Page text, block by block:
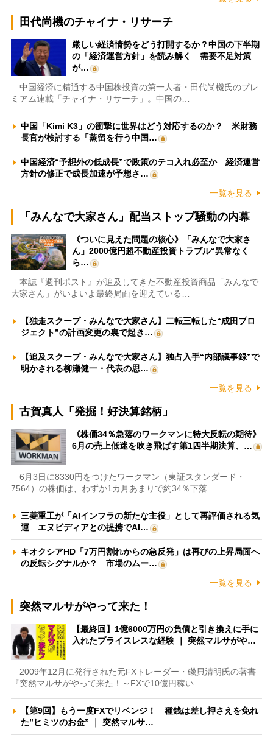
田代尚機のチャイナ・リサーチ
厳しい経済情勢をどう打開するか？中国の下半期
の「経済運営方針」を読み解く 需要不足対策
が…
中国経済に精通する中国株投資の第一人者・田代尚機氏のプレ
ミアム連載「チャイナ・リサーチ」。中国の…
中国「Kimi K3」の衝撃に世界はどう対応するのか？ 米財務
長官が検討する「蒸留を行う中国…
中国経済“予想外の低成長”で政策のテコ入れ必至か 経済運営
方針の修正で成長加速が予想さ…
一覧を見る
「みんなで大家さん」配当ストップ騒動の内幕
《ついに見えた問題の核心》「みんなで大家さ
ん」2000億円超不動産投資トラブル“異常なく
ら…
本誌『週刊ポスト』が追及してきた不動産投資商品「みんなで
大家さん」がいよいよ最終局面を迎えている…
【独走スクープ・みんなで大家さん】二転三転した“成田プロ
ジェクト”の計画変更の裏で起き…
【追及スクープ・みんなで大家さん】独占入手“内部議事録”で
明かされる柳瀬健一・代表の思…
一覧を見る
古賀真人「発掘！好決算銘柄」
《株価34％急落のワークマンに特大反転の期待》
6月の売上低迷を吹き飛ばす第1四半期決算、…
6月3日に8330円をつけたワークマン（東証スタンダード・
7564）の株価は、わずか1カ月あまりで約34％下落…
三菱重工が「AIインフラの新たな主役」として再評価される気
運 エヌビディアとの提携でAI…
キオクシアHD「7万円割れからの急反発」は再びの上昇局面へ
の反転シグナルか？ 市場のムー…
一覧を見る
突然マルサがやって来た！
【最終回】1億6000万円の負債と引き換えに手に
入れたプライスレスな経験 ｜ 突然マルサがや…
2009年12月に発行された元FXトレーダー・磯貝清明氏の著書
『突然マルサがやって来た！～FXで10億円稼い…
【第9回】もう一度FXでリベンジ！ 種銭は差し押さえを免れ
た”ヒミツのお金” ｜ 突然マルサ…